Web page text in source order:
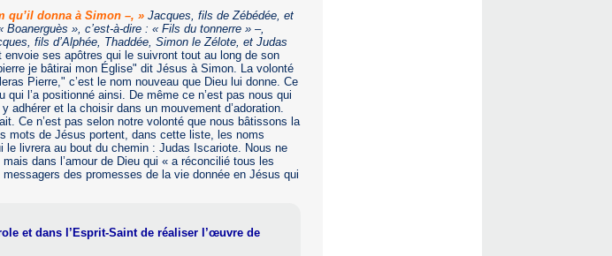
qu’il donna à Simon –, » Jacques, fils de Zébédée, et
», c’est-à-dire : « Fils du tonnerre » –,
fils d’Alphée, Thaddée, Simon le Zélote, et Judas
ses apôtres qui le suivront tout au long de son
je bâtirai mon Église" dit Jésus à Simon. La volonté
Pierre," c’est le nom nouveau que Dieu lui donne. Ce
qui l’a positionné ainsi. De même ce n’est pas nous qui
et la choisir dans un mouvement d’adoration.
Ce n’est pas selon notre volonté que nous bâtissons la
mots de Jésus portent, dans cette liste, les noms
livrera au bout du chemin : Judas Iscariote. Nous ne
dans l’amour de Dieu qui « a réconcilié tous les
des promesses de la vie donnée en Jésus qui
et dans l’Esprit-Saint de réaliser l’œuvre de